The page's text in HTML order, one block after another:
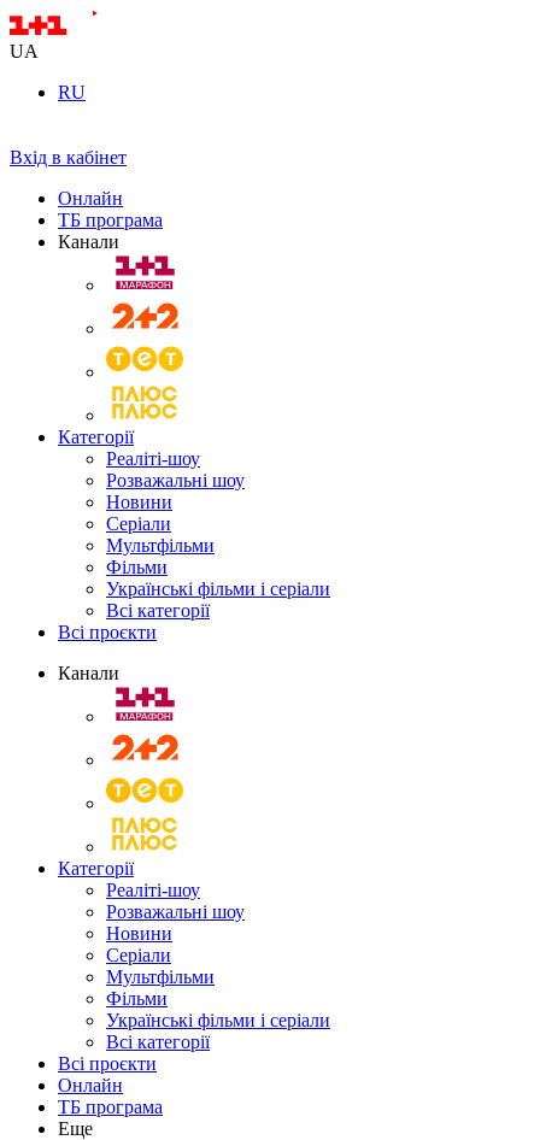
UA
RU
Вхід в кабінет
Онлайн
ТБ програма
Канали
Категорії
Реаліті-шоу
Розважальні шоу
Новини
Серіали
Мультфільми
Фільми
Українські фільми і серіали
Всі категорії
Всі проєкти
Канали
Категорії
Реаліті-шоу
Розважальні шоу
Новини
Серіали
Мультфільми
Фільми
Українські фільми і серіали
Всі категорії
Всі проєкти
Онлайн
ТБ програма
Еще